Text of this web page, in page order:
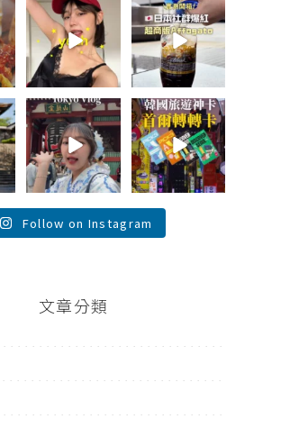
summer
outfit⋆.˚✮🎧
✮˚.⋆
夏日穿搭最需要
單品！...
755
43
\🇯🇵日本爆紅!超
商版Affogato 🍨
☕️/
🏷️#吉推日本🇯🇵
...
117
26
\💭留言「PGC」
傳預約🔗給你 /
Tokyo birthday
trip 🫧...
121
38
\💭留言「轉轉」
傳懶人包和購買
🔗給你
\🇰🇷韓國旅遊神
卡！首爾轉轉卡
✨ / ...
146
Follow on Instagram
文章分類